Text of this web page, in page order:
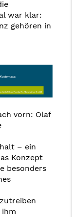
war klar:
gehören in
vorn: Olaf
– ein
Konzept
besonders
ihm